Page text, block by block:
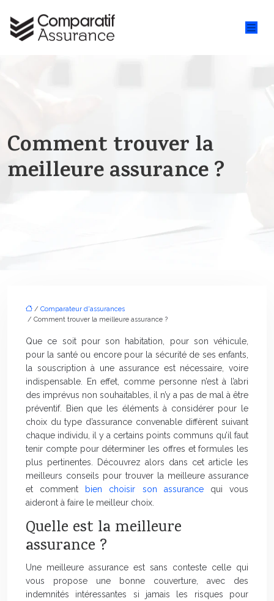
Comment trouver la
meilleure assurance ?
/ Comparateur d'assurances
/ Comment trouver la meilleure assurance ?
Que ce soit pour son habitation, pour son véhicule,
pour la santé ou encore pour la sécurité de ses enfants,
la souscription à une assurance est nécessaire, voire
indispensable. En effet, comme personne n’est à l’abri
des imprévus non souhaitables, il n’y a pas de mal à être
préventif. Bien que les éléments à considérer pour le
choix du type d’assurance convenable diffèrent suivant
chaque individu, il y a certains points communs qu’il faut
tenir compte pour déterminer les offres et formules les
plus pertinentes. Découvrez alors dans cet article les
meilleurs conseils pour trouver la meilleure assurance
et comment
bien choisir son assurancequi vous
aideront à faire le meilleur choix.
Quelle est la meilleure
assurance ?
Une meilleure assurance est sans conteste celle qui
vous propose une bonne couverture, avec des
indemnités intéressantes si jamais les risques pour